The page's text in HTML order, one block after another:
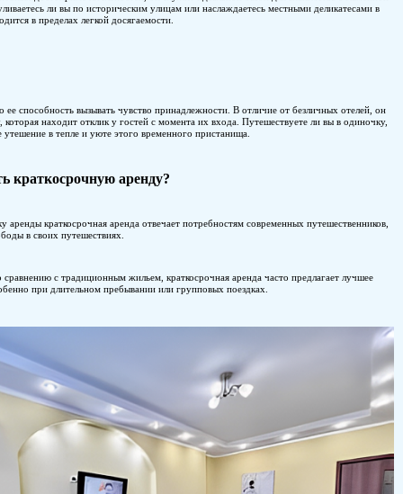
Горкой и ее окрестностями. Прогуливаетесь ли вы по
близлежащих ресторанах, все находится в пределах легкой
Что отличает эту квартиру, так это ее способность
предлагает домашнюю атмосферу, которая находит отклик
с семьей или по делам, вы найдете утешение в тепле и уюте
Почему стоит выбирать краткосрочную
Гибкость: благодаря гибкому сроку аренды краткосрочная
Экономическая эффективность: по сравнению с
соотношение цены и качества, особенно при длительном